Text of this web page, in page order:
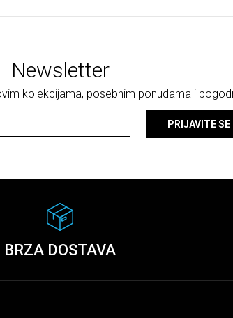
Newsletter
kolekcijama, posebnim ponudama i
PRIJAVITE SE
BRZA DOSTAVA